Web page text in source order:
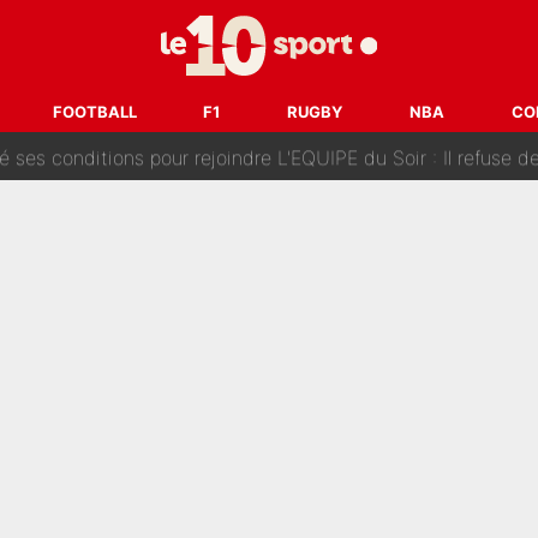
FOOTBALL F1 RUGBY NBA
Kids : Contacté par Matt Pokora, Kylian Mbappé a
terminé, DAZN a fait son choix pour Benjamin Da Silva et
conditions pour rejoindre L'EQUIPE du Soir : Il refuse de faire